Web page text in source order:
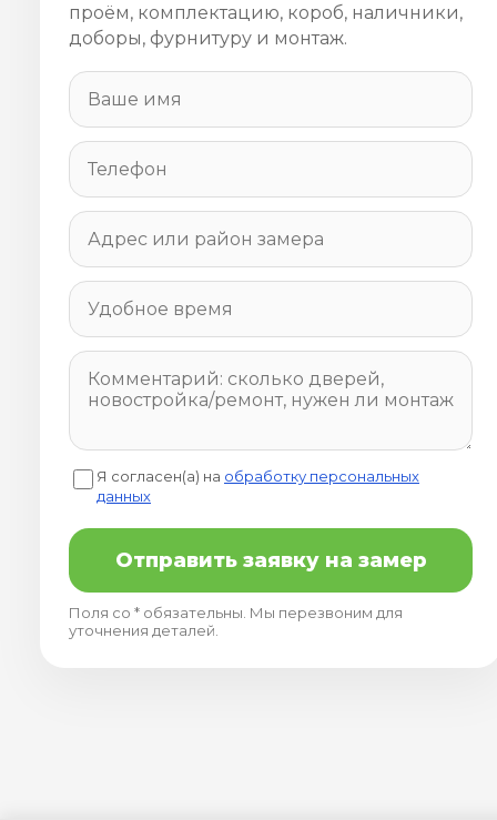
проём, комплектацию, короб, наличники,
доборы, фурнитуру и монтаж.
Я согласен(а) на обработку персональных
данных
Отправить заявку на замер
Поля со * обязательны. Мы перезвоним для
уточнения деталей.